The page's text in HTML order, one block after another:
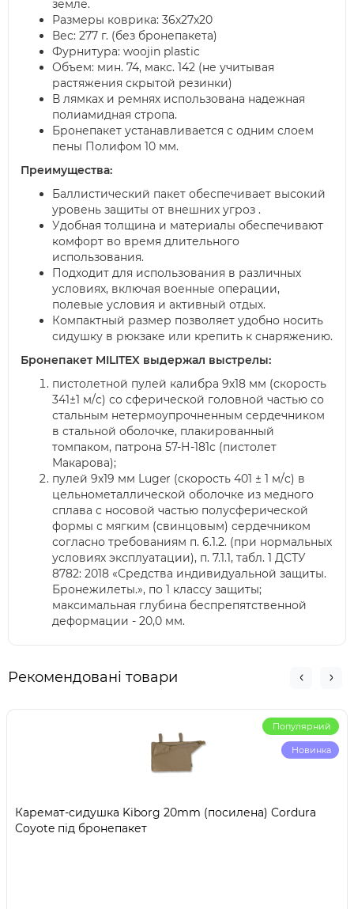
земле.
Размеры коврика: 36х27х20
Вес: 277 г. (без бронепакета)
Фурнитура: woojin plastic
Объем: мин. 74, макс. 142 (не учитывая
растяжения скрытой резинки)
В лямках и ремнях использована надежная
полиамидная стропа.
Бронепакет устанавливается с одним слоем
пены Полифом 10 мм.
Преимущества:
Баллистический пакет обеспечивает высокий
уровень защиты от внешних угроз .
Удобная толщина и материалы обеспечивают
комфорт во время длительного
использования.
Подходит для использования в различных
условиях, включая военные операции,
полевые условия и активный отдых.
Компактный размер позволяет удобно носить
сидушку в рюкзаке или крепить к снаряжению.
Бронепакет MILITEX выдержал выстрелы:
пистолетной пулей калибра 9х18 мм (скорость
341±1 м/c) со сферической головной частью со
стальным нетермоупрочненным сердечником
в стальной оболочке, плакированный
томпаком, патрона 57-Н-181с (пистолет
Макарова);
пулей 9х19 мм Luger (скорость 401 ± 1 м/c) в
цельнометаллической оболочке из медного
сплава с носовой частью полусферической
формы с мягким (свинцовым) сердечником
согласно требованиям п. 6.1.2. (при нормальных
условиях эксплуатации), п. 7.1.1, табл. 1 ДСТУ
8782: 2018 «Средства индивидуальной защиты.
Бронежилеты.», по 1 классу защиты;
максимальная глубина беспрепятственной
деформации - 20,0 мм.
Рекомендовані товари
Популярний
Новинка
Каремат-сидушка Kiborg 20mm (посилена) Cordura
Coyote під бронепакет